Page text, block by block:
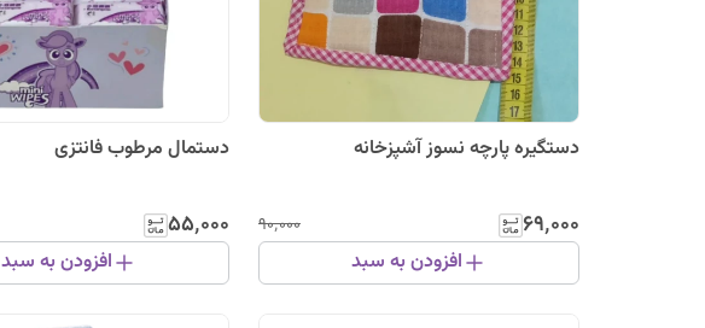
دستگیره پارچه نسوز آشپزخانه
۶۹٬۰۰۰ ۹۰٬۰۰۰
افزودن به سبد
دستمال مرطوب فانتزی
۵۵٬۰۰۰
افزودن به سبد